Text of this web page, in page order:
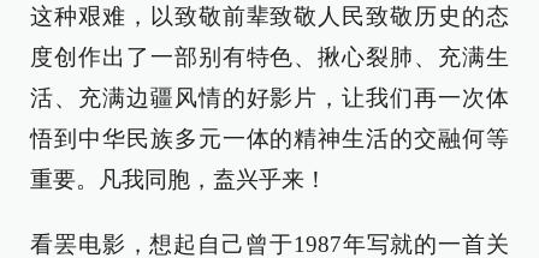
这种艰难，以致敬前辈致敬人民致敬历史的态
度创作出了一部别有特色、揪心裂肺、充满生
活、充满边疆风情的好影片，让我们再一次体
悟到中华民族多元一体的精神生活的交融何等
重要。凡我同胞，盍兴乎来！
看罢电影，想起自己曾于1987年写就的一首关